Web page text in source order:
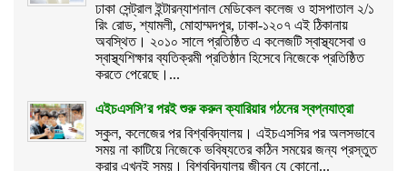
ঢাকা সেন্ট্রাল ইন্টারন্যাশনাল মেডিকেল কলেজ ও হাসপাতাল ২/১
রিং রোড, শ্যামলী, মোহাম্মদপুর, ঢাকা-১২০৭ এই ঠিকানায়
অবস্থিত। ২০১০ সালে প্রতিষ্ঠিত এ কলেজটি স্বাস্থ্যসেবা ও
স্বাস্থ্যশিক্ষার ব্যতিক্রমী প্রতিষ্ঠান হিসেবে নিজেকে প্রতিষ্ঠিত
করতে পেরেছে।...
এইচএসসি’র পরই শুরু করুন ক্যারিয়ার গঠনের স্বপ্নযাত্রা
স্কুল, কলেজের পর বিশ্ববিদ্যালয়। এইচএসসির পর অলসভাবে
সময় না কাটিয়ে নিজেকে ভবিষ্যতের কঠিন সময়ের জন্য প্রস্তুত
করার এখনই সময়। বিশ্ববিদ্যালয় জীবন যে কোনো...